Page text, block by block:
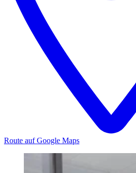
Route auf Google Maps